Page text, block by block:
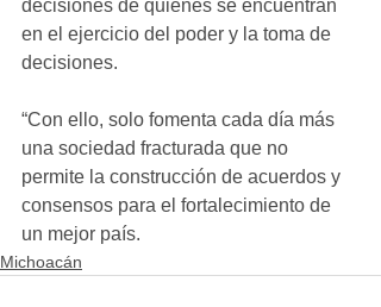
decisiones de quienes se encuentran
en el ejercicio del poder y la toma de
decisiones.
“Con ello, solo fomenta cada día más
una sociedad fracturada que no
permite la construcción de acuerdos y
consensos para el fortalecimiento de
un mejor país.
Michoacán